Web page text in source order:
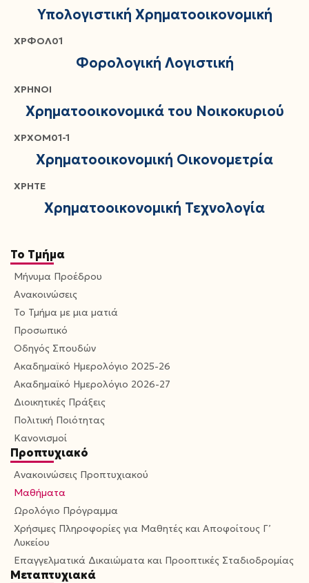
Υπολογιστική Χρηματοοικονομική
ΧΡΦΟΛ01
Φορολογική Λογιστική
ΧΡΗΝΟΙ
Χρηματοοικονομικά του Νοικοκυριού
ΧΡΧΟΜ01-1
Χρηματοοικονομική Οικονομετρία
ΧΡΗΤΕ
Χρηματοοικονομική Τεχνολογία
Το Τμήμα
Μήνυμα Προέδρου
Ανακοινώσεις
Το Τμήμα με μια ματιά
Προσωπικό
Οδηγός Σπουδών
Ακαδημαϊκό Ημερολόγιο 2025-26
Ακαδημαϊκό Ημερολόγιο 2026-27
Διοικητικές Πράξεις
Πολιτική Ποιότητας
Κανονισμοί
Προπτυχιακό
Ανακοινώσεις Προπτυχιακού
Μαθήματα
Ωρολόγιο Πρόγραμμα
Χρήσιμες Πληροφορίες για Μαθητές και Αποφοίτους Γ’
Λυκείου
Επαγγελματικά Δικαιώματα και Προοπτικές Σταδιοδρομίας
Μεταπτυχιακά